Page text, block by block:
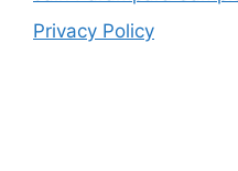
Privacy Policy